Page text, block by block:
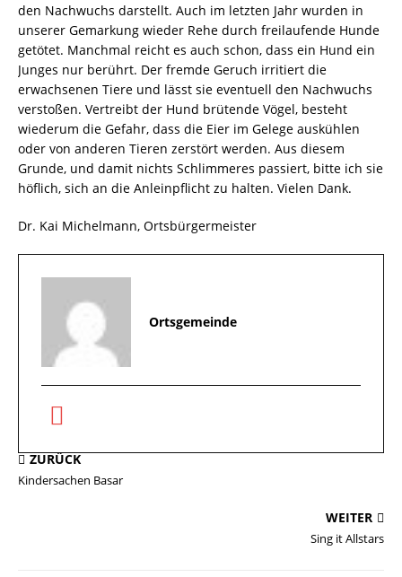
den Nachwuchs darstellt. Auch im letzten Jahr wurden in
unserer Gemarkung wieder Rehe durch freilaufende Hunde
getötet. Manchmal reicht es auch schon, dass ein Hund ein
Junges nur berührt. Der fremde Geruch irritiert die
erwachsenen Tiere und lässt sie eventuell den Nachwuchs
verstoßen. Vertreibt der Hund brütende Vögel, besteht
wiederum die Gefahr, dass die Eier im Gelege auskühlen
oder von anderen Tieren zerstört werden. Aus diesem
Grunde, und damit nichts Schlimmeres passiert, bitte ich sie
höflich, sich an die Anleinpflicht zu halten. Vielen Dank.
Dr. Kai Michelmann, Ortsbürgermeister
Ortsgemeinde
ZURÜCK
Kindersachen Basar
WEITER
Sing it Allstars